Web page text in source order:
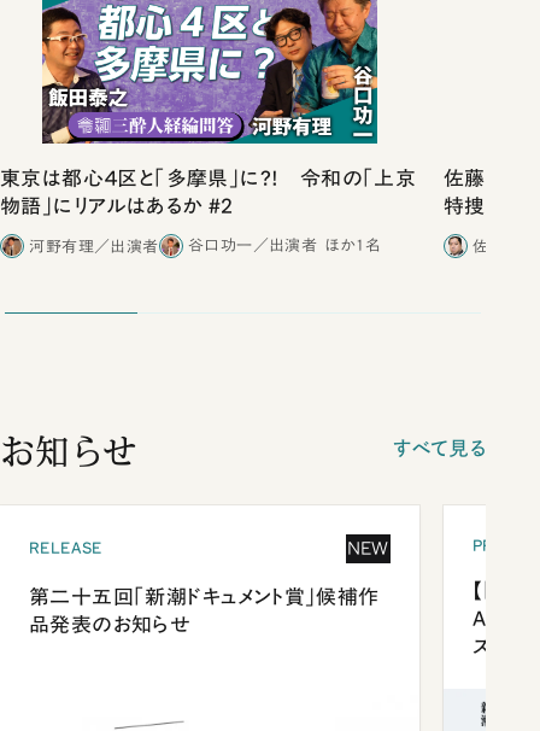
東京は都心４区と「多摩県」に?! 令和の「上京
物語」にリアルはあるか #2
河野有理／出演者 谷口功一／出演者 ほか1名
佐藤優vs
特捜取調
合ったこと
佐藤優
お知らせ すべて見る
RELEASE NEW
第二十五回「新潮ドキュメント賞」候補作
品発表のお知らせ
【「新
ズプレ